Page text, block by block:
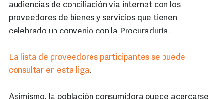
audiencias de conciliación vía internet con los
proveedores de bienes y servicios que tienen
celebrado un convenio con la Procuraduría.
La lista de proveedores participantes se puede
consultar en esta liga.
Asimismo, la población consumidora puede acercarse